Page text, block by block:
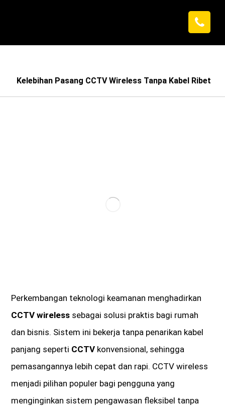
Kelebihan Pasang CCTV Wireless Tanpa Kabel Ribet
Perkembangan teknologi keamanan menghadirkan
CCTV wireless sebagai solusi praktis bagi rumah
dan bisnis. Sistem ini bekerja tanpa penarikan kabel
panjang seperti CCTV konvensional, sehingga
pemasangannya lebih cepat dan rapi. CCTV wireless
menjadi pilihan populer bagi pengguna yang
menginginkan sistem pengawasan fleksibel tanpa